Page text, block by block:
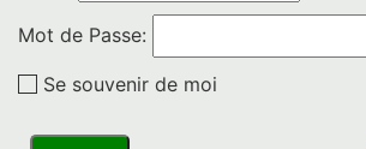
Mot de Passe:
Se souvenir de moi